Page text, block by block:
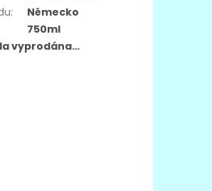
:
Německo
750ml
vyprodána…